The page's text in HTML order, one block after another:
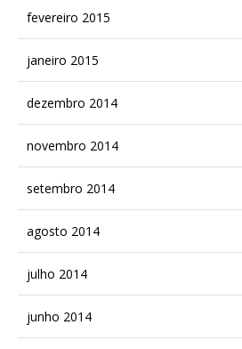
fevereiro 2015
janeiro 2015
dezembro 2014
novembro 2014
setembro 2014
agosto 2014
julho 2014
junho 2014